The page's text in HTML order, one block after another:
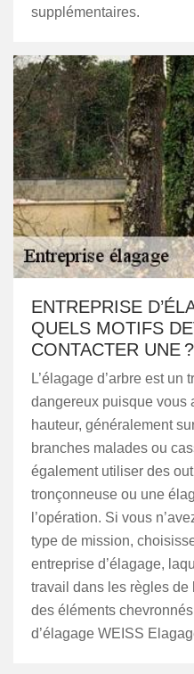
supplémentaires.
ENTREPRISE
QUELS MOTIFS
CONTACTER UNE ?
L’élagage d’arbre est un
dangereux puisque vous
hauteur, généralement
branches malades ou
également utiliser des
tronçonneuse ou une
l’opération. Si vous
type de mission,
entreprise d’élagage,
travail dans les règles de
des éléments
d’élagage WEISS